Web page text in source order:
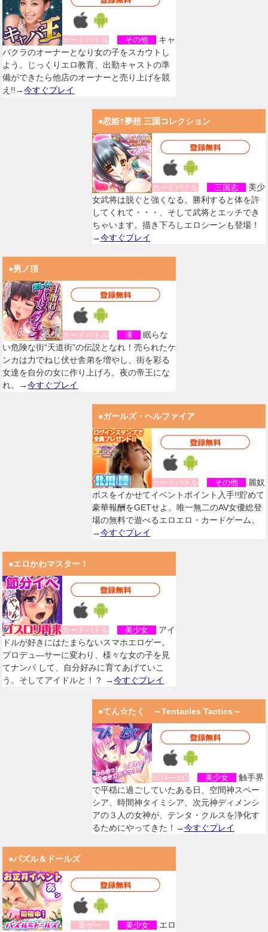
カードバトル その他
キャ
バクラのオーナーとなり女の子をスカウトし
よう。じっくりエロ教育、出勤キャストの準
備ができたら他店のオーナーと売り上げを競
え!!→今すぐプレイ
●恋姫†夢想 三国コレクション
カードバトル 三国志
美少
女武将は脱ぐと強くなる。勝利すると体を許
してくれて・・・、そして武将とエッチでき
ちゃいます。描き下ろしエロシーンも登場！
→今すぐプレイ
●男ノ頂
カードバトル 漢
眠らな
い危険な街“天道街”の伝説となれ！売られたケ
ンカは力でねじ伏せ舎弟を増やし、街を彩る
女達を自分の女に作り上げろ。夜の帝王にな
れ。→今すぐプレイ
●ガールズ・ヘルファイア
カードバトル その他
麗奴
ボスをイかせてイベントポイント入手!!貯めて
豪華報酬をGETせよ。唯一無二のAV女優総登
場の無料で遊べるエロエロ・カードゲーム。
→今すぐプレイ
●エロかわマスター！
カードバトル 美少女
アイ
ドルが好きにはたまらないスマホエロゲー。
プロデュ―サーに変わり、様々な女の子を見
てナンパ して、自分好みに育てあげていこ
う。そしてアイドルと！？ →今すぐプレイ
●てん☆たく ～Tentacles Tactics～
ｼﾐｭﾚーｼｮﾝ 美少女
触手界
で平穏に過ごしていたある日、空間神スペー
シア、時間神タイミシア、次元神ディメンシ
アの３人の女神が、テンタ・クルスを浄化す
るためにやってきた！→今すぐプレイ
●パズル＆ドールズ
音ゲー 美少女
エロ